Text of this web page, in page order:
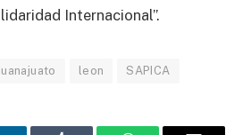
Internacional”.
leon SAPICA